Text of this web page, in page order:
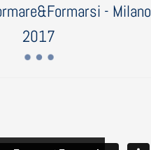
- Milano
2017